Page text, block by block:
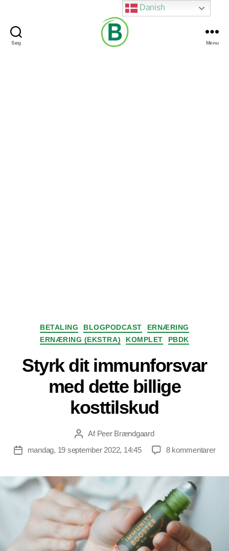
Søg Menu
Kategorier
BETALING BLOGPODCAST
ERNÆRING
ERNÆRING (EKSTRA)
KOMPLET PBDK
Styrk dit immunforsvar
med dette billige
kosttilskud
Indlægsforfatter
Af Peer Brændgaard
Indlægsdato
mandag, 19 september 2022, 14:45 8 kommentarertil
Danish